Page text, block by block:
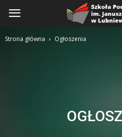
Szkoła
Podstawowa
Strona główna Ogłoszenia